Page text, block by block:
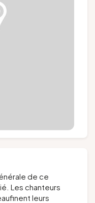
de ce
Les chanteurs
leurs